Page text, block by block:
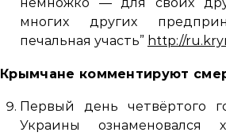
многих других
печальная участь” http://
Крымчане комментируют
Первый день четвёртого
Украины ознаменовался